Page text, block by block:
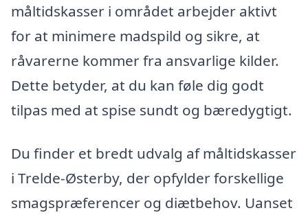
måltidskasser i området arbejder aktivt
for at minimere madspild og sikre, at
råvarerne kommer fra ansvarlige kilder.
Dette betyder, at du kan føle dig godt
tilpas med at spise sundt og bæredygtigt.
Du finder et bredt udvalg af måltidskasser
i Trelde-Østerby, der opfylder forskellige
smagspræferencer og diætbehov. Uanset